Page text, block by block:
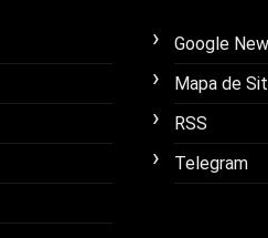
Google
Mapa de
RSS
Telegram